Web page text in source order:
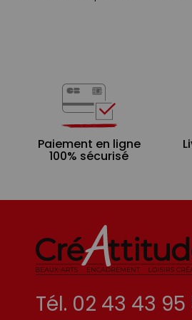
Paiement en ligne
100% sécurisé
Tél. 02 43 43 95